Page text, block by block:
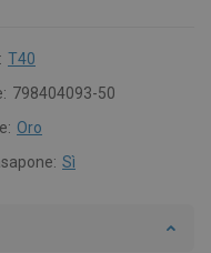
T40
798404093-50
Oro
Sì